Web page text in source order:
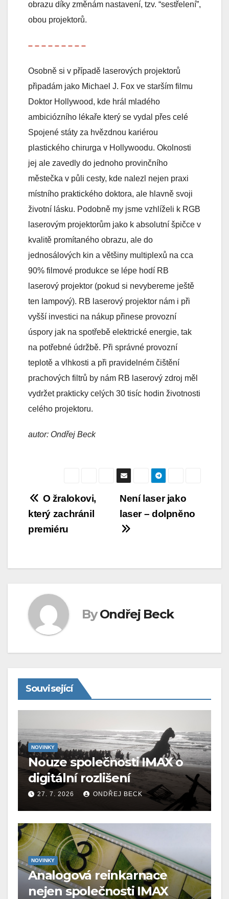
obrazu díky změnám nastavení, tzv. “sestřelení”,
obou projektorů.
– – – – – – – – –
Osobně si v případě laserových projektorů
připadám jako Michael J. Fox ve starším filmu
Doktor Hollywood, kde hrál mladého
ambiciózního lékaře který se vydal přes celé
Spojené státy za hvězdnou kariérou
plastického chirurga v Hollywoodu. Okolnosti
jej ale zavedly do jednoho provinčního
městečka v půli cesty, kde nalezl nejen praxi
místního praktického doktora, ale hlavně svoji
životní lásku. Podobně my jsme vzhlíželi k RGB
laserovým projektorům jako k absolutní špičce v
kvalitě promítaného obrazu, ale do
jednosálových kin a většiny multiplexů na cca
90% filmové produkce se lépe hodí RB
laserový projektor (pokud si nevybereme ještě
ten lampový). RB laserový projektor nám i při
vyšší investici na nákup přinese provozní
úspory jak na spotřebě elektrické energie, tak
na potřebné údržbě. Při správné provozní
teplotě a vlhkosti a při pravidelném čištění
prachových filtrů by nám RB laserový zdroj měl
vydržet prakticky celých 30 tisíc hodin životnosti
celého projektoru.
autor: Ondřej Beck
Navigace
pro
Není laser jako
laser – dolpněno
O žralokovi,
který zachránil
premiéru
By Ondřej Beck
Související
NOVINKY
Nouze společnosti IMAX o
digitální rozlišení
27. 7. 2026 ONDŘEJ BECK
NOVINKY
Analogová reinkarnace
nejen společnosti IMAX